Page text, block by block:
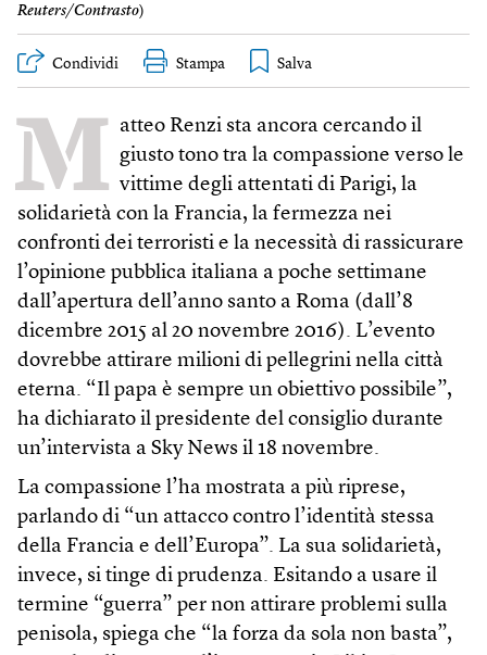
Reuters/Contrasto)
Condividi Stampa
M atteo Renzi sta ancora cercando il
giusto tono tra la compassione verso le
vittime degli attentati di Parigi, la
solidarietà con la Francia, la fermezza nei
confronti dei terroristi e la necessità di rassicurare
l’opinione pubblica italiana a poche settimane
dall’apertura dell’anno santo a Roma (dall’8
dicembre 2015 al 20 novembre 2016). L’evento
dovrebbe attirare milioni di pellegrini nella città
eterna. “Il papa è sempre un obiettivo possibile”,
ha dichiarato il presidente del consiglio durante
un’intervista a Sky News il 18 novembre.
La compassione l’ha mostrata a più riprese,
parlando di “un attacco contro l’identità stessa
della Francia e dell’Europa”. La sua solidarietà,
invece, si tinge di prudenza. Esitando a usare il
termine “guerra” per non attirare problemi sulla
penisola, spiega che “la forza da sola non basta”,